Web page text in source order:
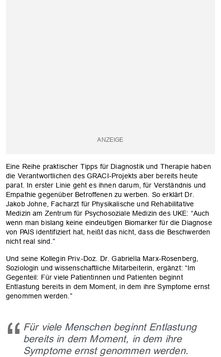
Eine Reihe praktischer Tipps für Diagnostik und Therapie haben
die Verantwortlichen des GRACI-Projekts aber bereits heute
parat. In erster Linie geht es ihnen darum, für Verständnis und
Empathie gegenüber Betroffenen zu werben. So erklärt Dr.
Jakob Johne, Facharzt für Physikalische und Rehabilitative
Medizin am Zentrum für Psychosoziale Medizin des UKE: “Auch
wenn man bislang keine eindeutigen Biomarker für die Diagnose
von PAIS identifiziert hat, heißt das nicht, dass die Beschwerden
nicht real sind.”
Und seine Kollegin Priv.-Doz. Dr. Gabriella Marx-Rosenberg,
Soziologin und wissenschaftliche Mitarbeiterin, ergänzt: “Im
Gegenteil: Für viele Patientinnen und Patienten beginnt
Entlastung bereits in dem Moment, in dem ihre Symptome ernst
genommen werden.”
Für viele Menschen beginnt Entlastung
bereits in dem Moment, in dem ihre
Symptome ernst genommen werden.